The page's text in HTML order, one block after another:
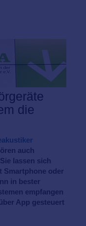
die
auch
lassen sich
Smartphone oder
in bester
empfangen
App gesteuert